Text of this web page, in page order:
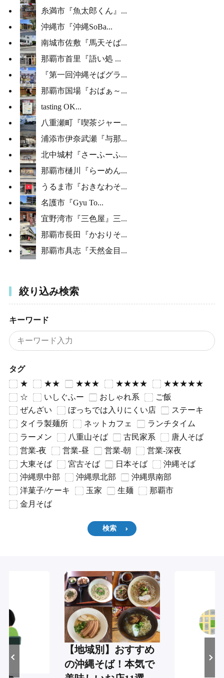
糸満市『魚太郎くん』...
沖縄市『沖縄SoBa...
南城市佐敷『馬天そば...
那覇市首里『語い処 ...
『第一回沖縄そばグラ...
那覇市国場『おばぁ～...
tasting OK...
八重瀬町『喫茶ジャー...
浦添市伊奈武瀬『与那...
北中城村『さーふーふ...
那覇市樋川『らーめん...
うるま市『おきなわそ...
名護市『Gyu To...
宜野湾市『三色屋』三...
那覇市長田『かおりそ...
那覇市具志『天然金目...
絞り込み検索
キーワード
タグ
★ ★★ ★★★ ★★★★
★★★★★
☆
いしぐふー おしゃれ系
ご飯
ぜんざい
ぼっちでは入りにくい店
ステーキ
タイラ製麺所
ネットカフェ
ランチタイム
ラーメン
八重山そば 古民家系
唐人そば
営業-夜
営業-昼 営業-朝
営業-深夜
大東そば
宮古そば 日本そば
沖縄そば
沖縄県中部
沖縄県北部
沖縄県南部
洋菓子/ケーキ
玉家 生麺
那覇市
金月そば
検索
【地域別】おすすめ
の沖縄そば！本気で